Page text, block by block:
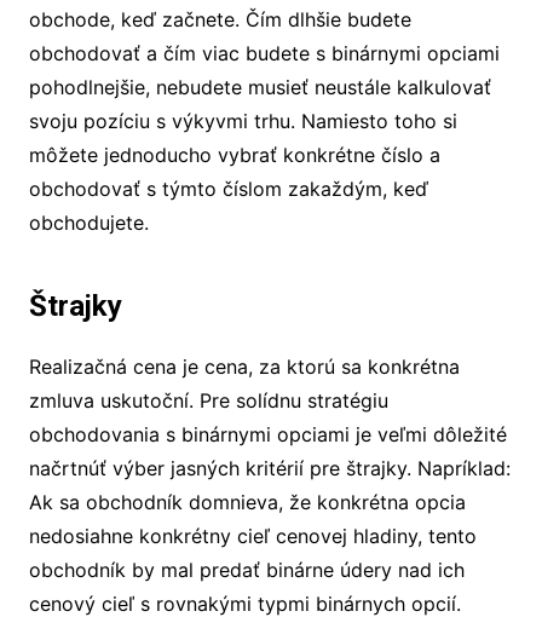
obchode, keď začnete. Čím dlhšie budete
obchodovať a čím viac budete s binárnymi opciami
pohodlnejšie, nebudete musieť neustále kalkulovať
svoju pozíciu s výkyvmi trhu. Namiesto toho si
môžete jednoducho vybrať konkrétne číslo a
obchodovať s týmto číslom zakaždým, keď
obchodujete.
Štrajky
Realizačná cena je cena, za ktorú sa konkrétna
zmluva uskutoční. Pre solídnu stratégiu
obchodovania s binárnymi opciami je veľmi dôležité
načrtnúť výber jasných kritérií pre štrajky. Napríklad:
Ak sa obchodník domnieva, že konkrétna opcia
nedosiahne konkrétny cieľ cenovej hladiny, tento
obchodník by mal predať binárne údery nad ich
cenový cieľ s rovnakými typmi binárnych opcií.